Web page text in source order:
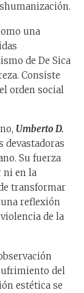
una
de De Sica
Consiste
orden social
Umberto D.
devastadoras
Su fuerza
ni en la
transformar
reflexión
de la
del
estética se